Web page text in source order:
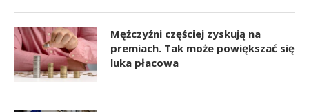
Mężczyźni częściej zyskują na
premiach. Tak może powiększać się
luka płacowa